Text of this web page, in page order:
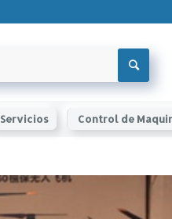
Servicios Control de